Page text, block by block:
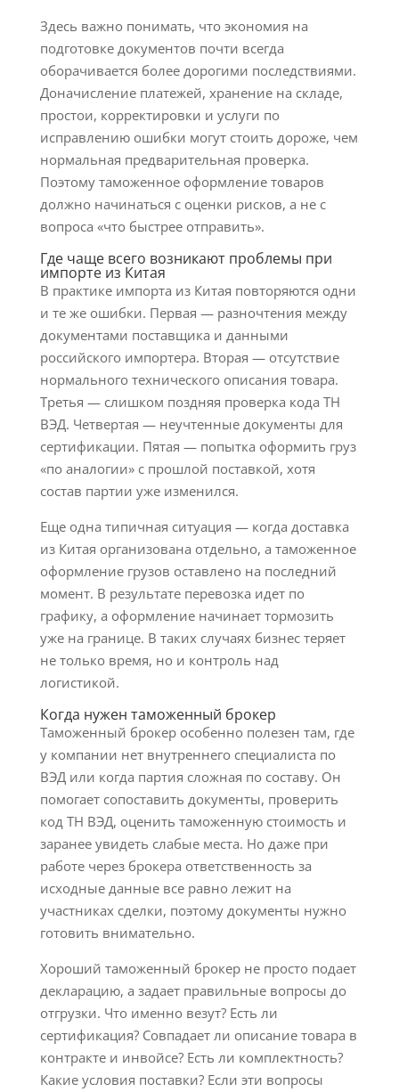
Здесь важно понимать, что экономия на
подготовке документов почти всегда
оборачивается более дорогими последствиями.
Доначисление платежей, хранение на складе,
простои, корректировки и услуги по
исправлению ошибки могут стоить дороже, чем
нормальная предварительная проверка.
Поэтому таможенное оформление товаров
должно начинаться с оценки рисков, а не с
вопроса «что быстрее отправить».
Где чаще всего возникают проблемы при
импорте из Китая
В практике импорта из Китая повторяются одни
и те же ошибки. Первая — разночтения между
документами поставщика и данными
российского импортера. Вторая — отсутствие
нормального технического описания товара.
Третья — слишком поздняя проверка кода ТН
ВЭД. Четвертая — неучтенные документы для
сертификации. Пятая — попытка оформить груз
«по аналогии» с прошлой поставкой, хотя
состав партии уже изменился.
Еще одна типичная ситуация — когда доставка
из Китая организована отдельно, а таможенное
оформление грузов оставлено на последний
момент. В результате перевозка идет по
графику, а оформление начинает тормозить
уже на границе. В таких случаях бизнес теряет
не только время, но и контроль над
логистикой.
Когда нужен таможенный брокер
Таможенный брокер особенно полезен там, где
у компании нет внутреннего специалиста по
ВЭД или когда партия сложная по составу. Он
помогает сопоставить документы, проверить
код ТН ВЭД, оценить таможенную стоимость и
заранее увидеть слабые места. Но даже при
работе через брокера ответственность за
исходные данные все равно лежит на
участниках сделки, поэтому документы нужно
готовить внимательно.
Хороший таможенный брокер не просто подает
декларацию, а задает правильные вопросы до
отгрузки. Что именно везут? Есть ли
сертификация? Совпадает ли описание товара в
контракте и инвойсе? Есть ли комплектность?
Какие условия поставки? Если эти вопросы